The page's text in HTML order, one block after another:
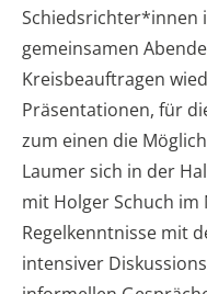
Schiedsrichter*innen
gemeinsamen
Kreisbeauftragen
Präsentationen, für
zum einen die
Laumer sich in der
mit Holger Schuch
Regelkenntnisse mit
intensiver